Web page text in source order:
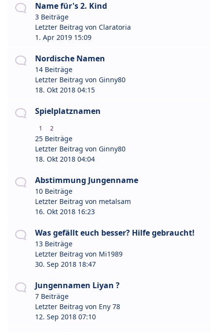
Name für's 2. Kind
3 Beiträge
Letzter Beitrag von Claratoria
1. Apr 2019 15:09
Nordische Namen
14 Beiträge
Letzter Beitrag von Ginny80
18. Okt 2018 04:15
Spielplatznamen
1 2
25 Beiträge
Letzter Beitrag von Ginny80
18. Okt 2018 04:04
Abstimmung Jungenname
10 Beiträge
Letzter Beitrag von metalsam
16. Okt 2018 16:23
Was gefällt euch besser? Hilfe gebraucht!
13 Beiträge
Letzter Beitrag von Mi1989
30. Sep 2018 18:47
Jungennamen Liyan ?
7 Beiträge
Letzter Beitrag von Eny 78
12. Sep 2018 07:10